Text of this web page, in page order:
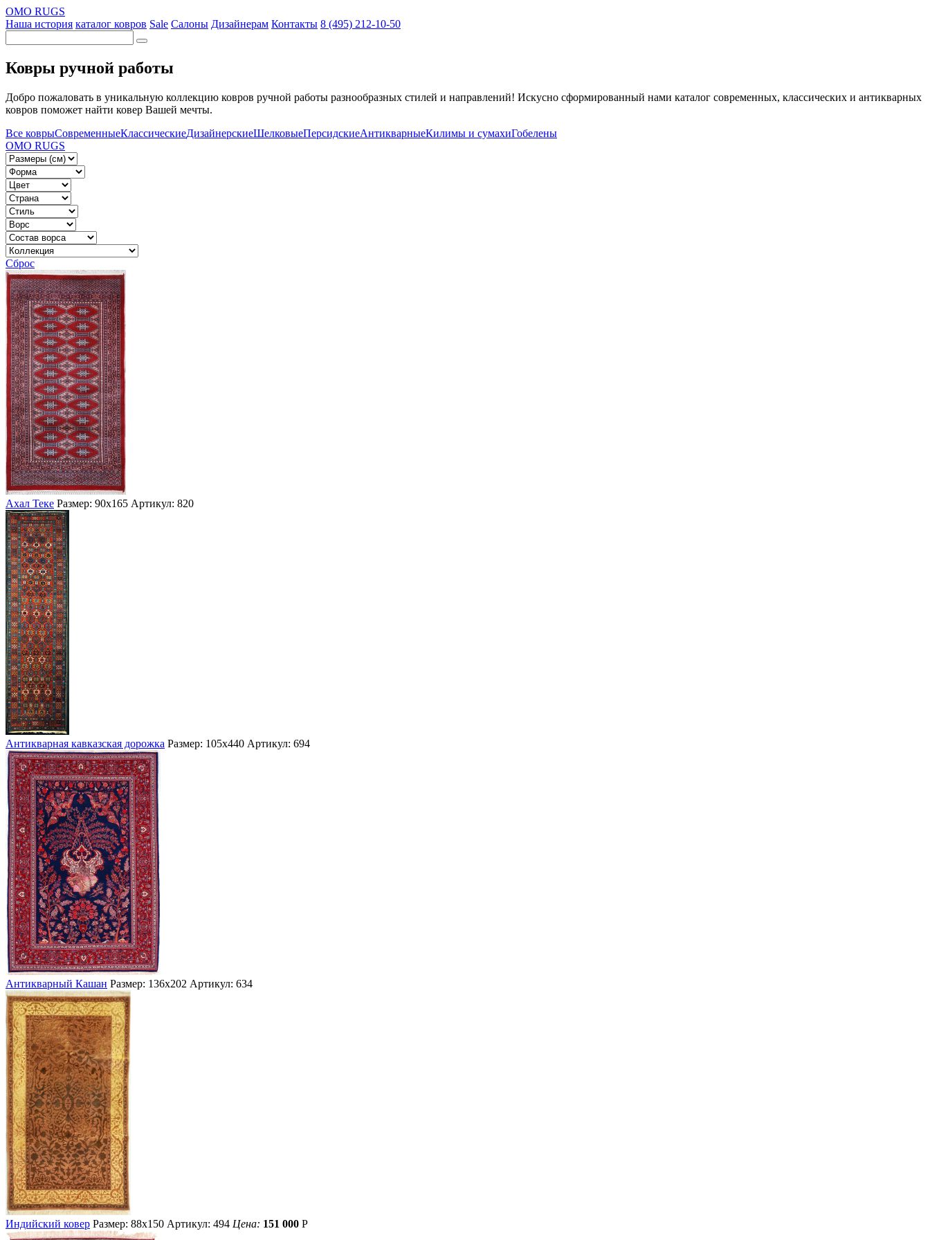
OMO RUGS
Наша история каталог ковров Sale Салоны Дизайнерам Контакты 8 (495) 212-10-50
Ковры ручной работы
Добро пожаловать в уникальную коллекцию ковров ручной работы разнообразных стилей и направлений! Искусно сформированный нами каталог современных, классических и антикварных
ковров поможет найти ковер Вашей мечты.
Все коврыСовременныеКлассическиеДизайнерскиеШелковыеПерсидскиеАнтикварныеКилимы и сумахиГобелены
OMO RUGS
Сброс
Ахал Теке Размер: 90х165 Артикул: 820
Антикварная кавказская дорожка Размер: 105х440 Артикул: 694
Антикварный Кашан Размер: 136х202 Артикул: 634
Индийский ковер Размер: 88х150 Артикул: 494 Цена: 151 000 Р